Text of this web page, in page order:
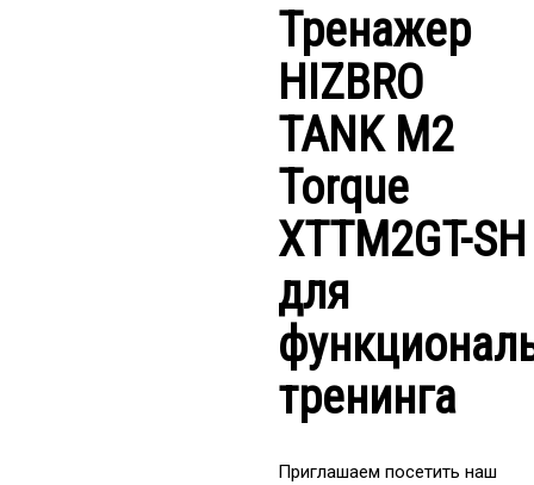
Тренажер
HIZBRO
TANK M2
Torque
XTTM2GT-SH
для
тренинга
Приглашаем посетить наш